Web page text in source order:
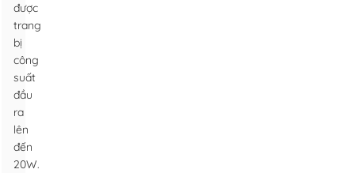
được
trang
bị
công
suất
đầu
ra
lên
đến
20W.